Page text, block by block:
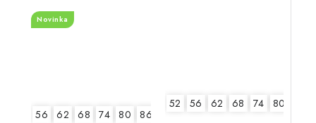
Novinka
56 62 68 74 80 86
52 56 62 68 74 80